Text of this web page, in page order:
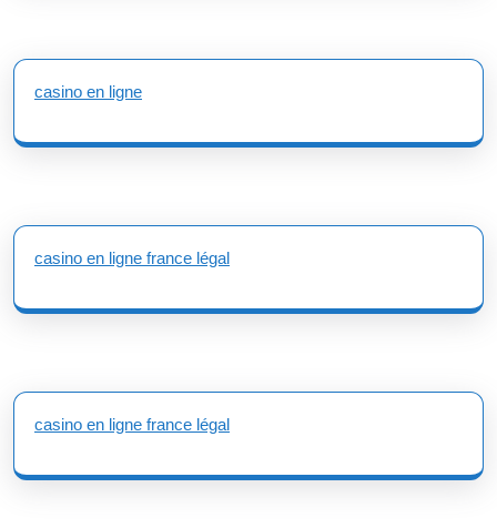
casino en ligne
casino en ligne france légal
casino en ligne france légal